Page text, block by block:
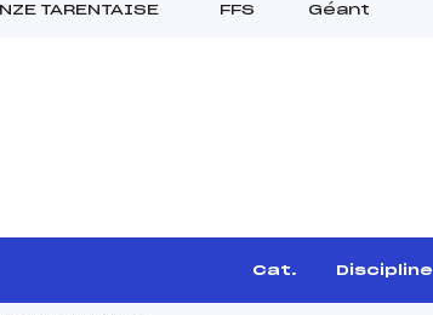
TARENTAISE FFS Géant
Cat. Discipline